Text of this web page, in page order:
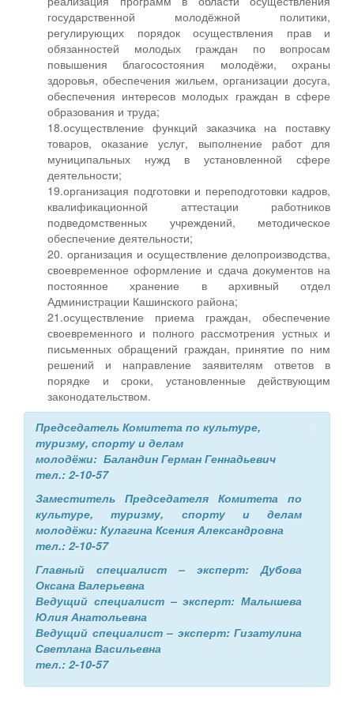
государственной молодёжной политики,
регулирующих порядок осуществления прав и
обязанностей молодых граждан по вопросам
повышения благосостояния молодёжи, охраны
здоровья, обеспечения жильем, организации досуга,
обеспечения интересов молодых граждан в сфере
образования и труда;
18.осуществление функций заказчика на поставку
товаров, оказание услуг, выполнение работ для
муниципальных нужд в установленной сфере
деятельности;
19.организация подготовки и переподготовки кадров,
квалификационной аттестации работников
подведомственных учреждений, методическое
обеспечение деятельности;
20. организация и осуществление делопроизводства,
своевременное оформление и сдача документов на
постоянное хранение в архивный отдел
Администрации Кашинского района;
21.осуществление приема граждан, обеспечение
своевременного и полного рассмотрения устных и
письменных обращений граждан, принятие по ним
решений и направление заявителям ответов в
порядке и сроки, установленные действующим
законодательством.
Председатель Комитета по культуре,
туризму, спорту и делам
молодёжи: Баландин Герман Геннадьевич
тел.: 2-10-57
Заместитель Председателя Комитета по
культуре, туризму, спорту и делам
молодёжи: Кулагина Ксения Александровна
тел.: 2-10-57
Главный специалист – эксперт: Дубова
Оксана Валерьевна
Ведущий специалист – эксперт: Малышева
Юлия Анатольевна
Ведущий специалист – эксперт: Гизатулина
Светлана Васильевна
тел.: 2-10-57